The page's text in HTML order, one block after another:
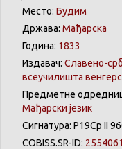
Место: Будим
Држава: Мађарска
Година: 1833
Издавач: Славено-
всеучилишта
Предметне
Мађарски језик
Сигнатура: Р19Ср II
COBISS.SR-ID: